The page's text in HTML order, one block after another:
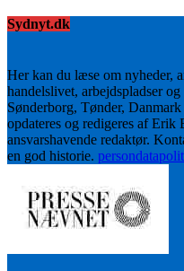
Sydnyt.dk
Her kan du læse om nyheder,
handelslivet, arbejdspladser
Sønderborg, Tønder,
opdateres og redigeres af Erik
ansvarshavende redaktør.
en god historie.